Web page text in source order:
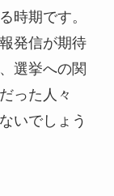
時期です。
発信が期待
選挙への関
った人々
いでしょう